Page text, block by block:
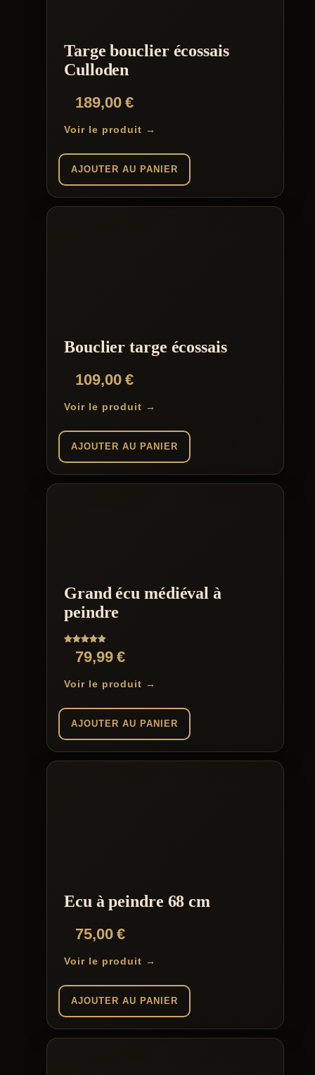
Targe bouclier écossais
Culloden
189,00€
Voir le produit →
AJOUTER AU PANIER
Bouclier targe écossais
109,00€
Voir le produit →
AJOUTER AU PANIER
Grand écu médiéval à
peindre
Note
5.0079,99€
Voir le produit →
AJOUTER AU PANIER
Ecu à peindre 68 cm
75,00€
Voir le produit →
AJOUTER AU PANIER